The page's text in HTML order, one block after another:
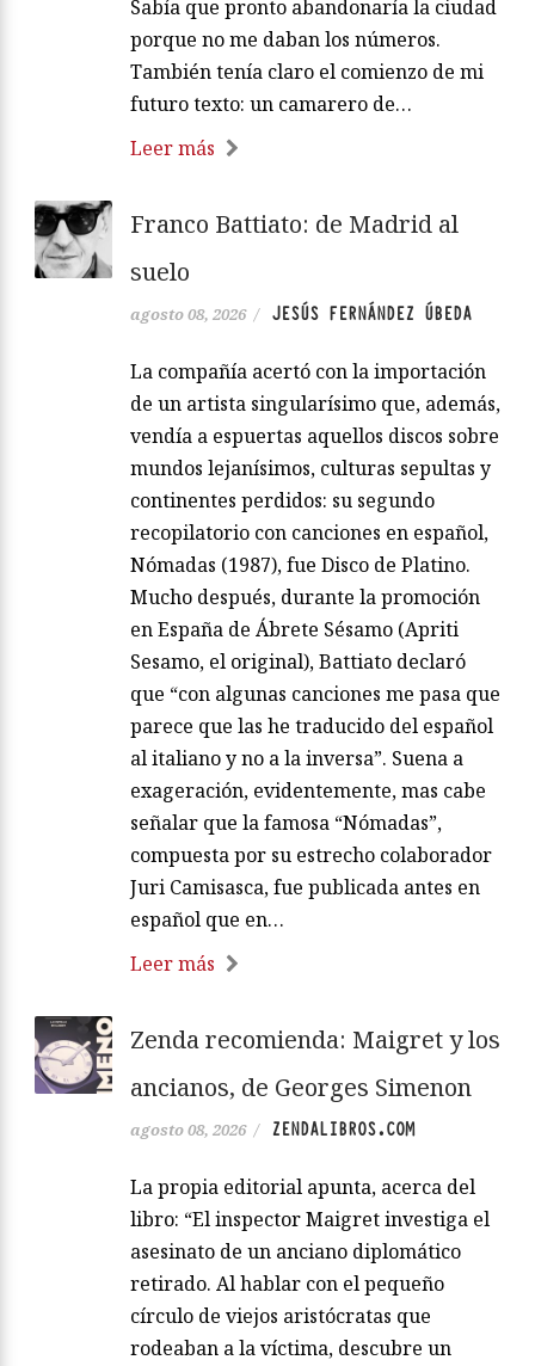
Sabía que pronto abandonaría la ciudad
porque no me daban los números.
También tenía claro el comienzo de mi
futuro texto: un camarero de…
Leer más
Franco Battiato: de Madrid al
suelo
agosto 08, 2026 / JESÚS FERNÁNDEZ ÚBEDA
La compañía acertó con la importación
de un artista singularísimo que, además,
vendía a espuertas aquellos discos sobre
mundos lejanísimos, culturas sepultas y
continentes perdidos: su segundo
recopilatorio con canciones en español,
Nómadas (1987), fue Disco de Platino.
Mucho después, durante la promoción
en España de Ábrete Sésamo (Apriti
Sesamo, el original), Battiato declaró
que “con algunas canciones me pasa que
parece que las he traducido del español
al italiano y no a la inversa”. Suena a
exageración, evidentemente, mas cabe
señalar que la famosa “Nómadas”,
compuesta por su estrecho colaborador
Juri Camisasca, fue publicada antes en
español que en…
Leer más
Zenda recomienda: Maigret y los
ancianos, de Georges Simenon
agosto 08, 2026 / ZENDALIBROS.COM
La propia editorial apunta, acerca del
libro: “El inspector Maigret investiga el
asesinato de un anciano diplomático
retirado. Al hablar con el pequeño
círculo de viejos aristócratas que
rodeaban a la víctima, descubre un